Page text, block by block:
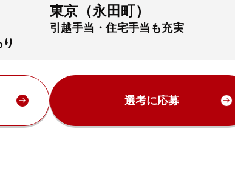
東京（永田町）
引越手当・住宅手当も充実
選考に応募